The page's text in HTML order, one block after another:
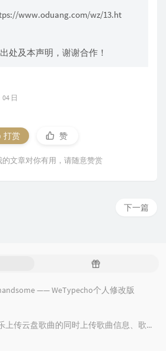
www.oduang.com/wz/13.ht
处及本声明，谢谢合作！
日
打赏 赞
文章对你有用，请随意赞赏
下一篇
随
文
章
—— WeTypecho个人修改版
笔记 | 网易云音乐上传云盘歌曲的同时上传歌曲信息、歌词及专辑图